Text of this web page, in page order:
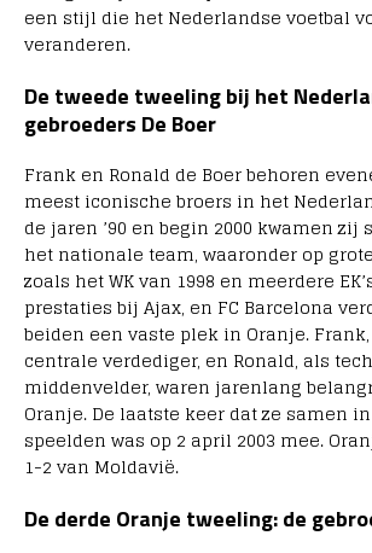
een stijl die het Nederlandse voetbal
veranderen.
De tweede tweeling bij het
gebroeders De Boer
Frank en Ronald de Boer behoren
meest iconische broers in het
de jaren ’90 en begin 2000 kwamen
het nationale team, waaronder op
zoals het WK van 1998 en meerdere
prestaties bij Ajax, en FC Barcelona
beiden een vaste plek in Oranje.
centrale verdediger, en Ronald, als
middenvelder, waren jarenlang
Oranje. De laatste keer dat ze samen
speelden was op 2 april 2003 mee.
1-2 van Moldavië.
De derde Oranje tweeling: de